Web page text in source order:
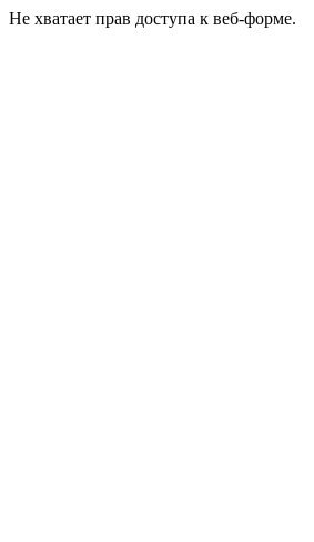
Не хватает прав доступа к веб-форме.